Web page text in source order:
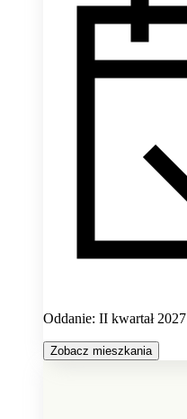
Oddanie: II kwartał 2027
Zobacz mieszkania